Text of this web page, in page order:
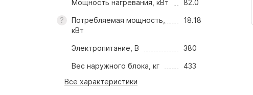
Мощность нагревания, кВт 82.0
Потребляемая мощность,
кВт
18.18
Электропитание, В 380
Вес наружного блока, кг
433
Все характеристики